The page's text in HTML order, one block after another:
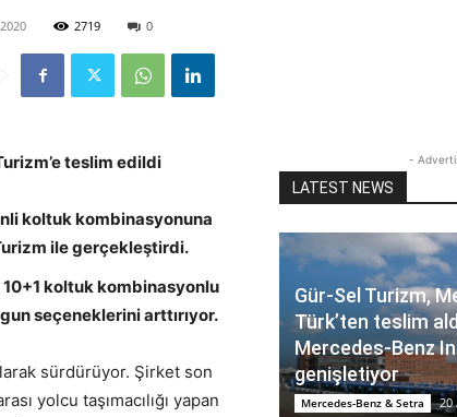
2719 0
teslim edildi
koltuk kombinasyonuna
ile gerçekleştirdi.
10+1 koltuk kombinasyonlu
seçeneklerini arttırıyor.
sürdürüyor. Şirket son
yolcu taşımacılığı yapan
-
LATEST NEWS
Gür-Sel Turizm,
Türk’ten teslim
Mercedes-Benz
genişletiyor
Mercedes-Benz & Setra 20